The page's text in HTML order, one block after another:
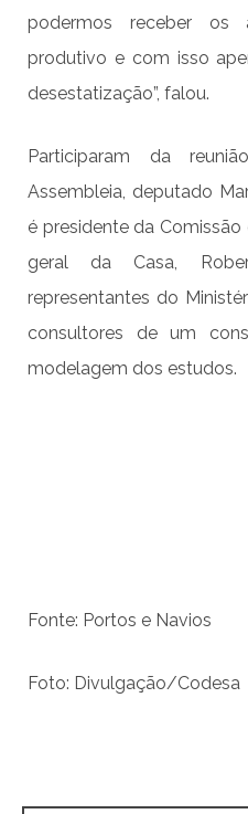
podermos receber os
produtivo e com isso
desestatização”, falou.
Participaram da
Assembleia, deputado
é presidente da
geral da Casa,
representantes do
consultores de um
modelagem dos estudos.
Fonte: Portos e Navios
Foto: Divulgação/Codesa